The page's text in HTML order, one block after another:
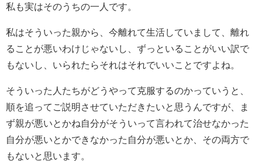
私も実はそのうちの一人です。
私はそういった親から、今離れて生活していまして、離れ
ることが悪いわけじゃないし、ずっといることがいい訳で
もないし、いられたらそれはそれでいいことですよね。
そういった人たちがどうやって克服するのかっていうと、
順を追ってご説明させていただきたいと思うんですが、ま
ず親が悪いとかね自分がそういって言われて治せなかった
自分が悪いとかできなかった自分が悪いとか、その両方で
もないと思います。